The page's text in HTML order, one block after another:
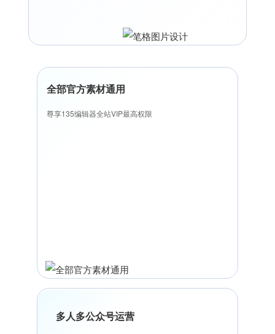
全部官方素材通用
尊享135编辑器全站VIP最高权限
多人多公众号运营